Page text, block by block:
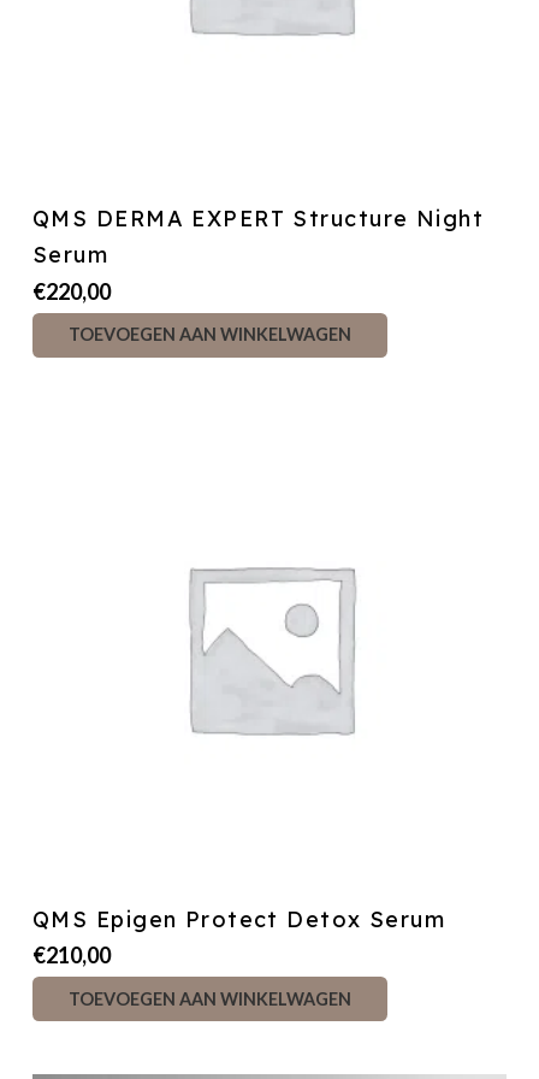
QMS DERMA EXPERT Structure Night
Serum
€220,00
TOEVOEGEN AAN WINKELWAGEN
QMS Epigen Protect Detox Serum
€210,00
TOEVOEGEN AAN WINKELWAGEN